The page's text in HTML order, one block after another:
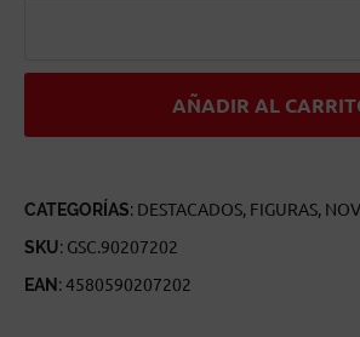
SP
AÑADIR AL
CATEGORÍAS: DESTACADOS, FIGURAS,
SKU: GSC.90207202
EAN:4580590207202